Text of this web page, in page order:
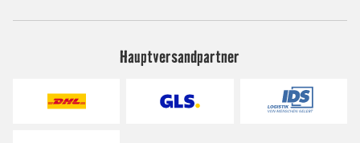
Hauptversandpartner